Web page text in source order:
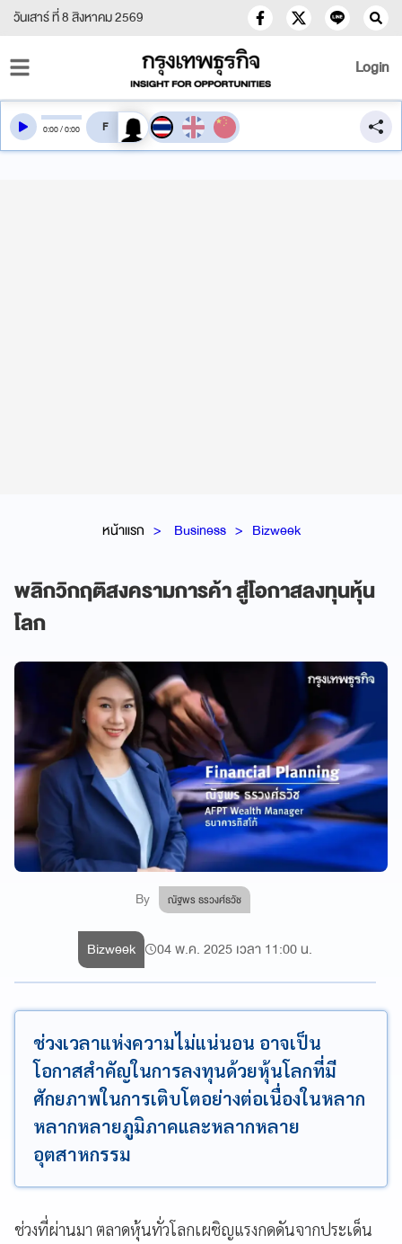
วันเสาร์ ที่ 8 สิงหาคม 2569
Login
หน้าแรก Business Bizweek
พลิกวิกฤติสงครามการค้า สู่โอกาสลงทุนหุ้น
โลก
By ณัฐพร ธรวงศ์ธวัช
0:00/0:00 สลับเสียงอ่าน
Bizweek 04 พ.ค. 2025 เวลา 11:00 น.
ช่วงเวลาแห่งความไม่แน่นอน อาจเป็น
โอกาสสำคัญในการลงทุนด้วยหุ้นโลกที่มี
ศักยภาพในการเติบโตอย่างต่อเนื่องในหลาก
หลากหลายภูมิภาคและหลากหลาย
อุตสาหกรรม
ช่วงที่ผ่านมา ตลาดหุ้นทั่วโลกเผชิญแรงกดดันจากประเด็น